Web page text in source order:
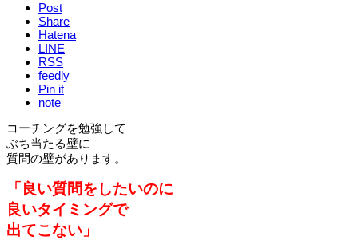
Post
Share
Hatena
LINE
RSS
feedly
Pin it
note
コーチングを勉強して
ぶち当たる壁に
質問の壁があります。
「良い質問をしたいのに
良いタイミングで
出てこない」